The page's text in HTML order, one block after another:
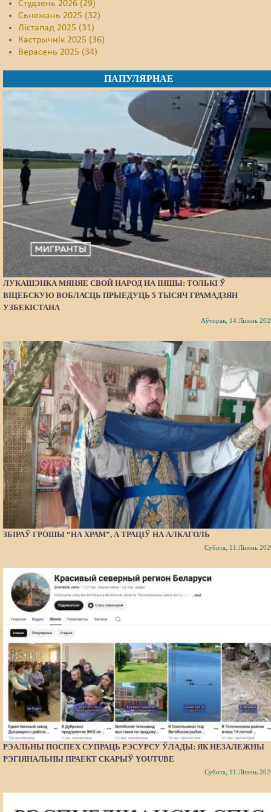
Студзень 2026 (29)
Сьнежань 2025 (32)
Лістапад 2025 (31)
Кастрычнік 2025 (36)
Верасень 2025 (34)
ПАПУЛЯРНАЕ
ЛУКАШЭНКА МЯНЯЕ СВОЙ НАРОД НА ІНШЫ: ТОЛЬКІ Ў
ВІЦЕБСКУЮ ВОБЛАСЦЬ ПРЫЕДУЦЬ 5 ТЫСЯЧ ГРАМАДЗЯН
УЗБЕКІСТАНА
Аўторак, 14 Ліпень
ЗБІРАЎ ГРОШЫ “НА ХРАМ”, А ТРАЦІЎ НА АЛКАГОЛЬ
Субота, 11 Ліпень
РЭАЛЬНЫ ПОСПЕХ СУПРАЦЬ РЭСУРСУ ЎЛАДЫ: ЯК НЕЗАЛЕЖНЫ
РЭГІЯНАЛЬНЫ ПРАЕКТ СКАРЫЎ YOUTUBE
Субота, 11 Ліпень